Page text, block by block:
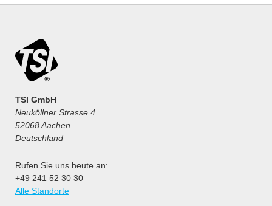
TSI GmbH
Neuköllner Strasse 4
52068 Aachen
Deutschland
Rufen Sie uns heute an:
+49 241 52 30 30
Alle Standorte